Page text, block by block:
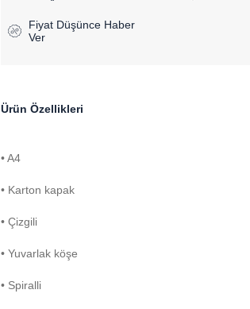
Fiyat Düşünce Haber
Ver
Ürün Özellikleri
• A4
• Karton kapak
• Çizgili
• Yuvarlak köşe
• Spiralli